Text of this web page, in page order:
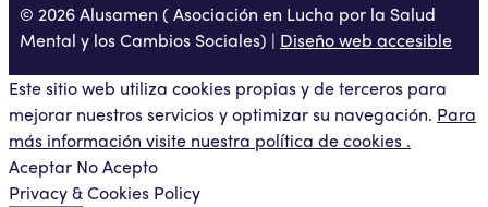
© 2026 Alusamen ( Asociación en Lucha por la Salud
Mental y los Cambios Sociales) | Diseño web accesible
Este sitio web utiliza cookies propias y de terceros para
mejorar nuestros servicios y optimizar su navegación. Para
más información visite nuestra política de cookies .
Aceptar No Acepto
Privacy & Cookies Policy